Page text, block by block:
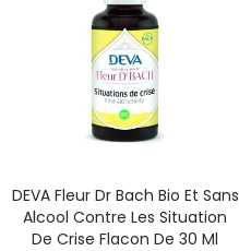
DEVA Fleur Dr Bach Bio Et Sans
Alcool Contre Les Situation
De Crise Flacon De 30 Ml